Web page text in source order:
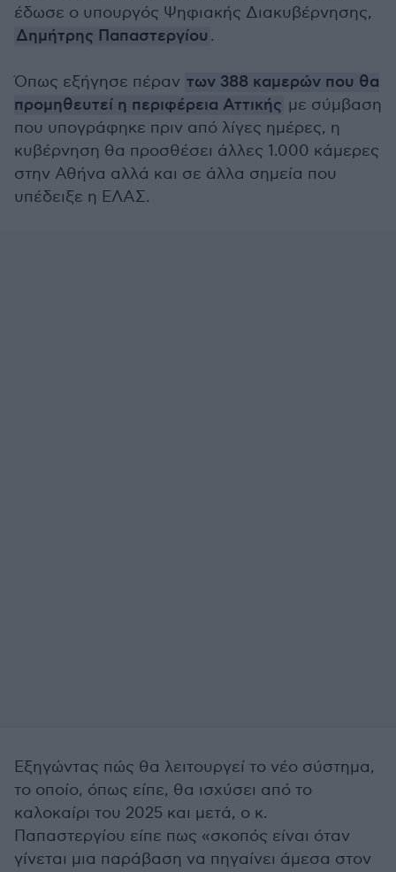
έδωσε ο υπουργός Ψηφιακής Διακυβέρνησης,
Δημήτρης Παπαστεργίου .
Όπως εξήγησε πέραν των 388 καμερών που θα
προμηθευτεί η περιφέρεια Αττικής με σύμβαση
που υπογράφηκε πριν από λίγες ημέρες, η
κυβέρνηση θα προσθέσει άλλες 1.000 κάμερες
στην Αθήνα αλλά και σε άλλα σημεία που
υπέδειξε η ΕΛΑΣ.
Εξηγώντας πώς θα λειτουργεί το νέο σύστημα,
το οποίο, όπως είπε, θα ισχύσει από το
καλοκαίρι του 2025 και μετά, ο κ.
Παπαστεργίου είπε πως «σκοπός είναι όταν
γίνεται μια παράβαση να πηγαίνει άμεσα στον